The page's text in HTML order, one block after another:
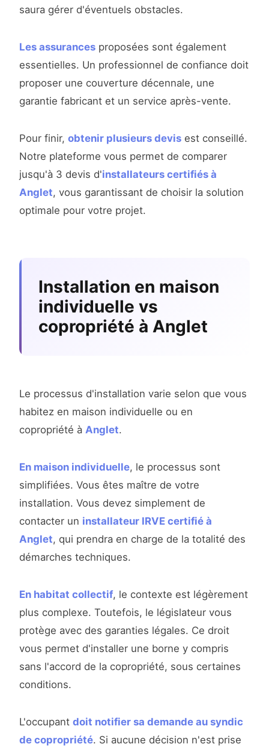
saura gérer d'éventuels obstacles.
Les assurances proposées sont également
essentielles. Un professionnel de confiance doit
proposer une couverture décennale, une
garantie fabricant et un service après-vente.
Pour finir, obtenir plusieurs devis est conseillé.
Notre plateforme vous permet de comparer
jusqu'à 3 devis d'installateurs certifiés à
Anglet, vous garantissant de choisir la solution
optimale pour votre projet.
Installation en maison
individuelle vs
copropriété à Anglet
Le processus d'installation varie selon que vous
habitez en maison individuelle ou en
copropriété à Anglet.
En maison individuelle, le processus sont
simplifiées. Vous êtes maître de votre
installation. Vous devez simplement de
contacter un installateur IRVE certifié à
Anglet, qui prendra en charge de la totalité des
démarches techniques.
En habitat collectif, le contexte est légèrement
plus complexe. Toutefois, le législateur vous
protège avec des garanties légales. Ce droit
vous permet d'installer une borne y compris
sans l'accord de la copropriété, sous certaines
conditions.
L'occupant doit notifier sa demande au syndic
de copropriété. Si aucune décision n'est prise